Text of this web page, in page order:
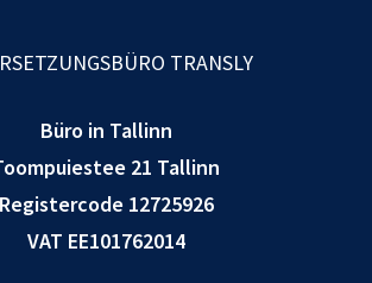
TRANSLY
Büro in Tallinn
21 Tallinn
Registercode 12725926
VAT EE101762014